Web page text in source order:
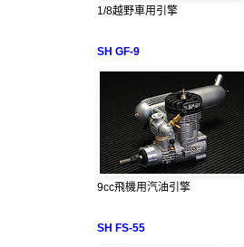
1/8越野車用引擎
SH GF-9
9cc飛機用汽油引擎
SH FS-55